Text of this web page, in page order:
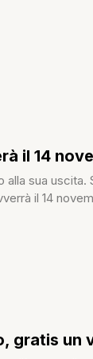
il 14
alla sua uscita.
il 14
gratis un